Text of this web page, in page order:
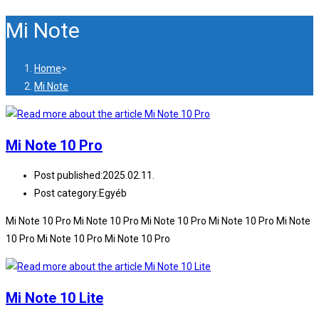
Mi Note
Home>
Mi Note
Mi Note 10 Pro
Post published:2025.02.11.
Post category:Egyéb
Mi Note 10 Pro Mi Note 10 Pro Mi Note 10 Pro Mi Note 10 Pro Mi Note
10 Pro Mi Note 10 Pro Mi Note 10 Pro
Mi Note 10 Lite